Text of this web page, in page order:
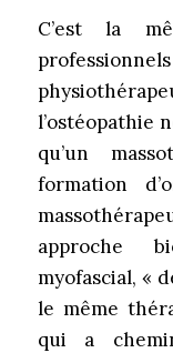
C’est la
l’ostéopathie
qu’un
formation
approche
myofascial, «
le même
qui a